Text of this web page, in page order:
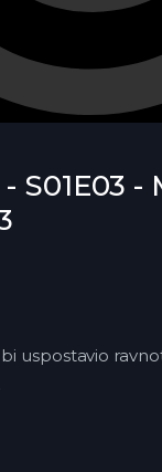
S01E03 -
uspostavio